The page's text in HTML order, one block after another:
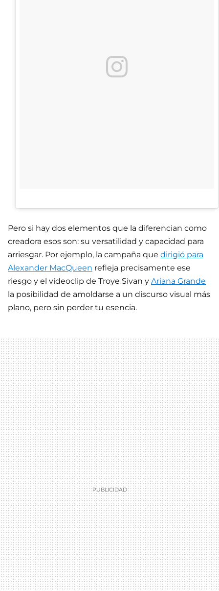
Pero si hay dos elementos que la diferencian como
creadora esos son: su versatilidad y capacidad para
arriesgar. Por ejemplo, la campaña que dirigió para
Alexander MacQueen refleja precisamente ese
riesgo y el videoclip de Troye Sivan y Ariana Grande
la posibilidad de amoldarse a un discurso visual más
plano, pero sin perder tu esencia.